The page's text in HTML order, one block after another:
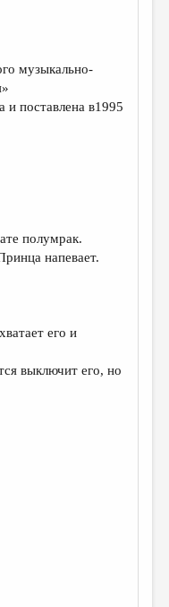
музыкально-
поставлена в1995
полумрак.
напевает.
его и
выключит его, но